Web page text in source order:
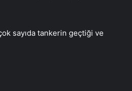
sayıda tankerin geçtiği ve